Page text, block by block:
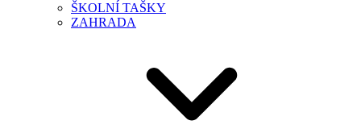
ŠKOLNÍ TAŠKY
ZAHRADA